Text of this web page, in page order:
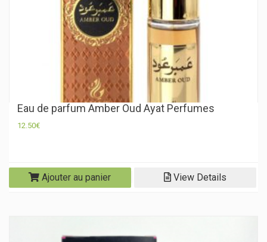
Eau de parfum Amber Oud Ayat Perfumes
12.50€
Ajouter au panier View Details